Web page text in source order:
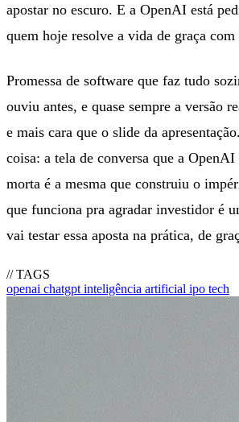
apostar no escuro. E a OpenAI está
quem hoje resolve a vida de graça
Promessa de software que faz tudo
ouviu antes, e quase sempre a versão
e mais cara que o slide da
coisa: a tela de conversa que a OpenAI
morta é a mesma que construiu o
que funciona pra agradar investidor é
vai testar essa aposta na prática, de
// TAGS
openai chatgpt inteligência artificial ipo tech